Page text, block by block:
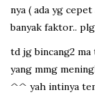
nya ( ada yg
banyak faktor..
td jg bincang2
yang mmg
^^ yah intinya